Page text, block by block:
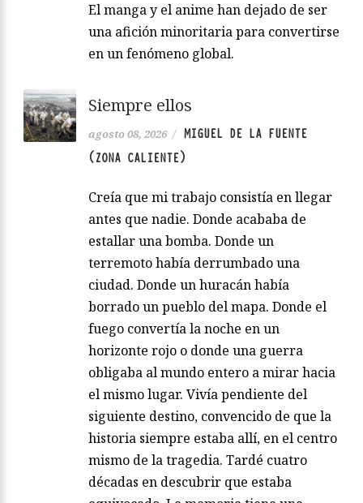
El manga y el anime han dejado de ser
una afición minoritaria para convertirse
en un fenómeno global.
Siempre ellos
agosto 08, 2026 / MIGUEL DE LA FUENTE
(ZONA CALIENTE)
Creía que mi trabajo consistía en llegar
antes que nadie. Donde acababa de
estallar una bomba. Donde un
terremoto había derrumbado una
ciudad. Donde un huracán había
borrado un pueblo del mapa. Donde el
fuego convertía la noche en un
horizonte rojo o donde una guerra
obligaba al mundo entero a mirar hacia
el mismo lugar. Vivía pendiente del
siguiente destino, convencido de que la
historia siempre estaba allí, en el centro
mismo de la tragedia. Tardé cuatro
décadas en descubrir que estaba